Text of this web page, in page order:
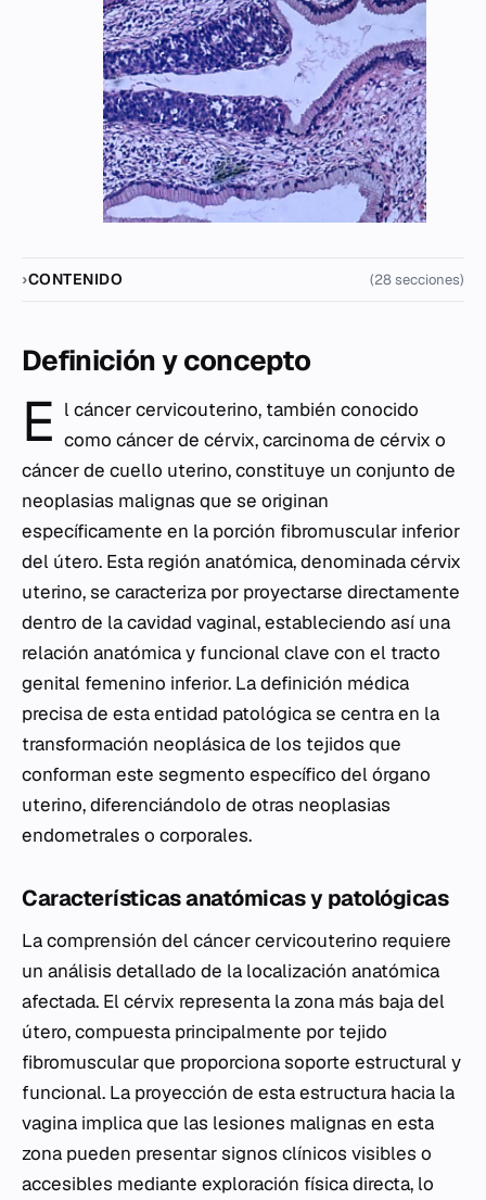
CONTENIDO (28 secciones)
Definición y concepto
E l cáncer cervicouterino, también conocido
como cáncer de cérvix, carcinoma de cérvix o
cáncer de cuello uterino, constituye un conjunto de
neoplasias malignas que se originan
específicamente en la porción fibromuscular inferior
del útero. Esta región anatómica, denominada cérvix
uterino, se caracteriza por proyectarse directamente
dentro de la cavidad vaginal, estableciendo así una
relación anatómica y funcional clave con el tracto
genital femenino inferior. La definición médica
precisa de esta entidad patológica se centra en la
transformación neoplásica de los tejidos que
conforman este segmento específico del órgano
uterino, diferenciándolo de otras neoplasias
endometrales o corporales.
Características anatómicas y patológicas
La comprensión del cáncer cervicouterino requiere
un análisis detallado de la localización anatómica
afectada. El cérvix representa la zona más baja del
útero, compuesta principalmente por tejido
fibromuscular que proporciona soporte estructural y
funcional. La proyección de esta estructura hacia la
vagina implica que las lesiones malignas en esta
zona pueden presentar signos clínicos visibles o
accesibles mediante exploración física directa, lo